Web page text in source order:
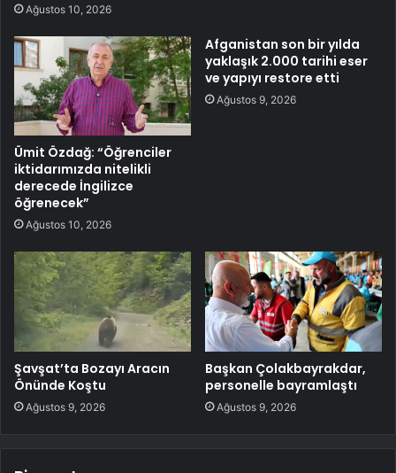
Ağustos 10, 2026
Ümit Özdağ: “Öğrenciler
iktidarımızda nitelikli
derecede İngilizce
öğrenecek”
Ağustos 10, 2026
Afganistan son bir yılda
yaklaşık 2.000 tarihi eser
ve yapıyı restore etti
Ağustos 9, 2026
Şavşat’ta Bozayı Aracın
Önünde Koştu
Ağustos 9, 2026
Başkan Çolakbayrakdar,
personelle bayramlaştı
Ağustos 9, 2026